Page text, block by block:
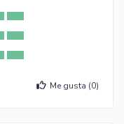
Me gusta (0)